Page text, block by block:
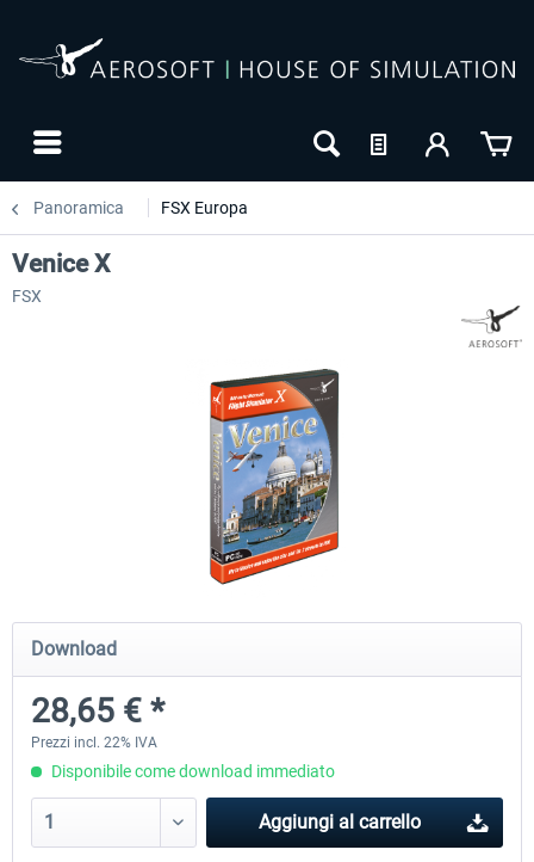
Panoramica FSX Europa
Mega Airport Frankfurt V2.0
30,71 € *
Mega Airport Berlin
Venice X
FSX
Download
28,65 € *
Prezzi incl. 22% IVA
Disponibile come download immediato
Aggiungi al carrello